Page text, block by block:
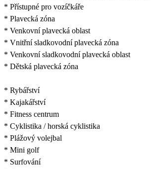
* Přístupné pro vozíčkáře
* Plavecká zóna
* Venkovní plavecká oblast
* Vnitřní sladkovodní plavecká zóna
* Venkovní sladkovodní plavecká oblast
* Dětská plavecká zóna
* Rybářství
* Kajakářství
* Fitness centrum
* Cyklistika / horská cyklistika
* Plážový volejbal
* Mini golf
* Surfování